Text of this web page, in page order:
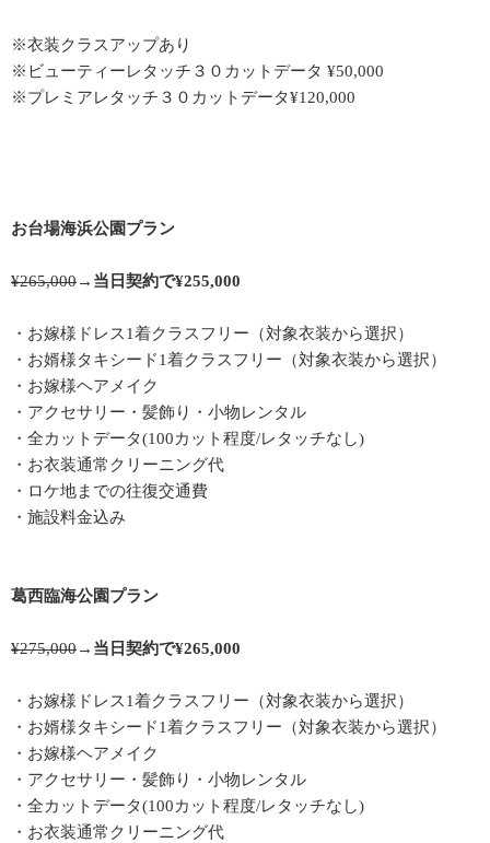
※衣装クラスアップあり
※ビューティーレタッチ３０カットデータ ¥50,000
※プレミアレタッチ３０カットデータ¥120,000
お台場海浜公園プラン
¥265,000→ 当日契約で¥255,000
・お嫁様ドレス1着クラスフリー（対象衣装から選択）
・お婿様タキシード1着クラスフリー（対象衣装から選択）
・お嫁様ヘアメイク
・アクセサリー・髪飾り・小物レンタル
・全カットデータ(100カット程度/レタッチなし)
・お衣装通常クリーニング代
・ロケ地までの往復交通費
・施設料金込み
葛西臨海公園プラン
¥275,000→ 当日契約で¥265,000
・お嫁様ドレス1着クラスフリー（対象衣装から選択）
・お婿様タキシード1着クラスフリー（対象衣装から選択）
・お嫁様ヘアメイク
・アクセサリー・髪飾り・小物レンタル
・全カットデータ(100カット程度/レタッチなし)
・お衣装通常クリーニング代